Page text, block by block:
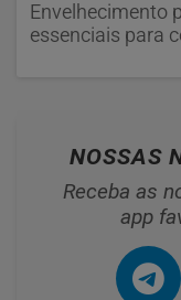
Envelhecimento
essenciais para
NOSSAS
Receba as
app